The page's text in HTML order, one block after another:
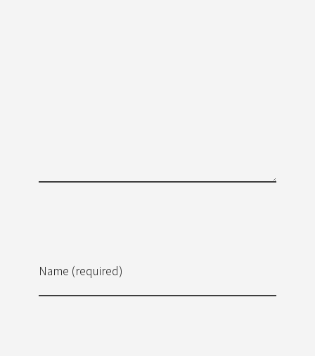
Name (required)